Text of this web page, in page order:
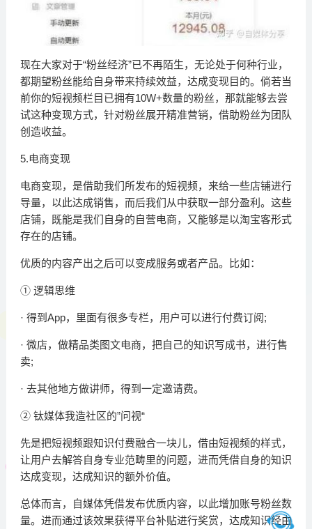
现在大家对于“粉丝经济”已不再陌生，无论处于何种行业，
都期望粉丝能给自身带来持续效益，达成变现目的。倘若当
前你的短视频栏目已拥有10W+数量的粉丝，那就能够去尝
试这种变现方式，针对粉丝展开精准营销，借助粉丝为团队
创造收益。
5.电商变现
电商变现，是借助我们所发布的短视频，来给一些店铺进行
导量，以此达成销售，而后我们从中获取一部分盈利。这些
店铺，既能是我们自身的自营电商，又能够是以淘宝客形式
存在的店铺。
优质的内容产出之后可以变成服务或者产品。比如：
① 逻辑思维
· 得到App，里面有很多专栏，用户可以进行付费订阅;
· 微店，做精品类图文电商，把自己的知识写成书，进行售
卖;
· 去其他地方做讲师，得到一定邀请费。
② 钛媒体我造社区的”问视“
先是把短视频跟知识付费融合一块儿，借由短视频的样式，
让用户去解答自身专业范畴里的问题，进而凭借自身的知识
达成变现，达成知识的额外价值。
总体而言，自媒体凭借发布优质内容，以此增加账号粉丝数
量。进而通过该效果获得平台补贴进行奖赏，达成知识经由